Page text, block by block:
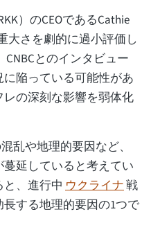
）のCEOであるCathie
大さを劇的に過小評価し
とのインタビュー
陥っている可能性があ
の深刻な影響を弱体化
乱や地理的要因など、
延していると考えてい
、進行中 ウクライナ戦
する地理的要因の1つで